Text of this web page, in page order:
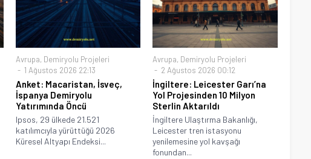
Avrupa, Demiryolu Projeleri
1 Ağustos 2026 22:13
Anket: Macaristan, İsveç,
İspanya Demiryolu
Yatırımında Öncü
Ipsos, 29 ülkede 21.521
katılımcıyla yürüttüğü 2026
Küresel Altyapı Endeksi...
Avrupa, Demiryolu Projeleri
2 Ağustos 2026 00:12
İngiltere: Leicester Garı’na
Yol Projesinden 10 Milyon
Sterlin Aktarıldı
İngiltere Ulaştırma Bakanlığı,
Leicester tren istasyonu
yenilemesine yol kavşağı
fonundan...